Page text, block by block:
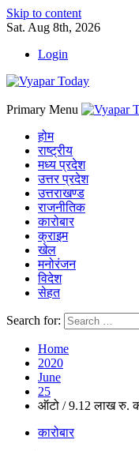
Skip to content
Sat. Aug 8th, 2026
Login
Primary Menu
होम
राष्ट्रीय
मध्य प्रदेश
उत्तर प्रदेश
उत्तराखण्ड
राजनीतिक
कारोबार
क्राइम
खेल
मनोरंजन
विदेश
सेहत
Search for:
Home
2020
June
25
ऑटो / 9.12 लाख रु.
कारोबार